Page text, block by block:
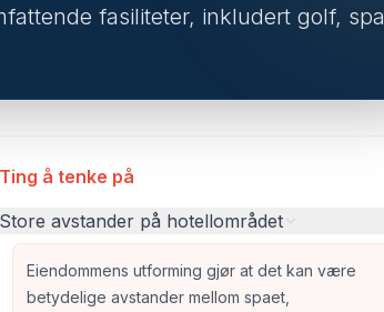
fasiliteter, inkludert golf, spa
å tenke på
Store avstander på hotellområdet
Eiendommens utforming gjør at det kan være
betydelige avstander mellom spaet,